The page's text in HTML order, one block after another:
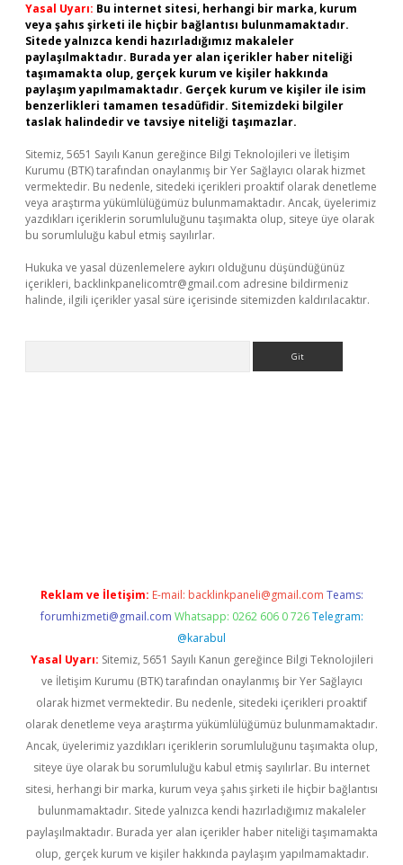
Yasal Uyarı: Bu internet sitesi, herhangi bir marka, kurum
veya şahıs şirketi ile hiçbir bağlantısı bulunmamaktadır.
Sitede yalnızca kendi hazırladığımız makaleler
paylaşılmaktadır. Burada yer alan içerikler haber niteliği
taşımamakta olup, gerçek kurum ve kişiler hakkında
paylaşım yapılmamaktadır. Gerçek kurum ve kişiler ile isim
benzerlikleri tamamen tesadüfidir. Sitemizdeki bilgiler
taslak halindedir ve tavsiye niteliği taşımazlar.
Sitemiz, 5651 Sayılı Kanun gereğince Bilgi Teknolojileri ve İletişim
Kurumu (BTK) tarafından onaylanmış bir Yer Sağlayıcı olarak hizmet
vermektedir. Bu nedenle, sitedeki içerikleri proaktif olarak denetleme
veya araştırma yükümlülüğümüz bulunmamaktadır. Ancak, üyelerimiz
yazdıkları içeriklerin sorumluluğunu taşımakta olup, siteye üye olarak
bu sorumluluğu kabul etmiş sayılırlar.
Hukuka ve yasal düzenlemelere aykırı olduğunu düşündüğünüz
içerikleri, backlinkpanelicomtr@gmail.com adresine bildirmeniz
halinde, ilgili içerikler yasal süre içerisinde sitemizden kaldırılacaktır.
Reklam ve İletişim: E-mail: backlinkpaneli@gmail.com Teams:
forumhizmeti@gmail.com Whatsapp: 0262 606 0 726 Telegram:
@karabul
Yasal Uyarı: Sitemiz, 5651 Sayılı Kanun gereğince Bilgi Teknolojileri
ve İletişim Kurumu (BTK) tarafından onaylanmış bir Yer Sağlayıcı
olarak hizmet vermektedir. Bu nedenle, sitedeki içerikleri proaktif
olarak denetleme veya araştırma yükümlülüğümüz bulunmamaktadır.
Ancak, üyelerimiz yazdıkları içeriklerin sorumluluğunu taşımakta olup,
siteye üye olarak bu sorumluluğu kabul etmiş sayılırlar. Bu internet
sitesi, herhangi bir marka, kurum veya şahıs şirketi ile hiçbir bağlantısı
bulunmamaktadır. Sitede yalnızca kendi hazırladığımız makaleler
paylaşılmaktadır. Burada yer alan içerikler haber niteliği taşımamakta
olup, gerçek kurum ve kişiler hakkında paylaşım yapılmamaktadır.